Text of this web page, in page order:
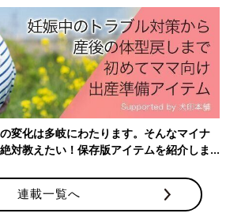
変化は多岐にわたります。そんなマイナ
対教えたい！保存版アイテムを紹介しま
連載一覧へ